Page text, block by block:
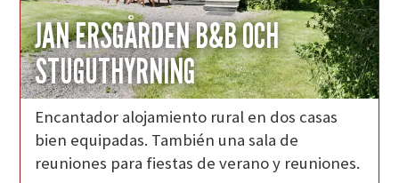
JAN ERSGÅRDEN B&B OCH
STUGUTHYRNING
Encantador alojamiento rural en dos casas
bien equipadas. También una sala de
reuniones para fiestas de verano y reuniones.